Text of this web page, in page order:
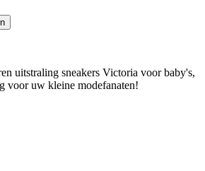
uitstraling sneakers Victoria voor baby's,
voor uw kleine modefanaten!